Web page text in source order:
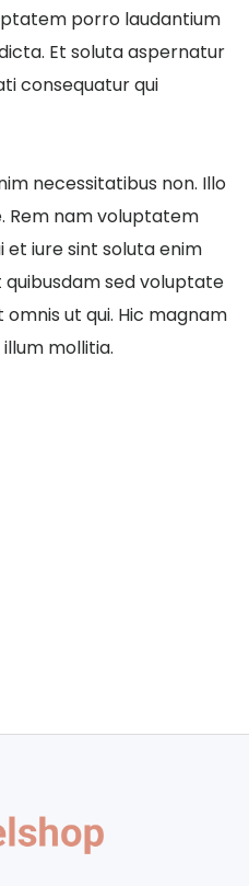
porro laudantium
Et soluta aspernatur
consequatur qui
necessitatibus non. Illo
Rem nam voluptatem
et iure sint soluta enim
sed voluptate
ut qui. Hic magnam
mollitia.